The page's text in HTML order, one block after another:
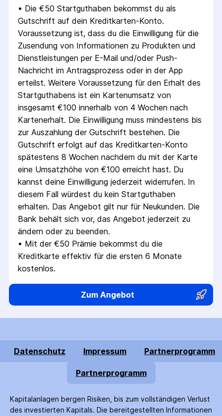
• Die €50 Startguthaben bekommst du als
Gutschrift auf dein Kreditkarten-Konto.
Voraussetzung ist, dass du die Einwilligung für die
Zusendung von Informationen zu Produkten und
Dienstleistungen per E-Mail und/oder Push-
Nachricht im Antragsprozess oder in der App
erteilst. Weitere Voraussetzung für den Erhalt des
Startguthabens ist ein Kartenumsatz von
insgesamt €100 innerhalb von 4 Wochen nach
Kartenerhalt. Die Einwilligung muss mindestens bis
zur Auszahlung der Gutschrift bestehen. Die
Gutschrift erfolgt auf das Kreditkarten-Konto
spätestens 8 Wochen nachdem du mit der Karte
eine Umsatzhöhe von €100 erreicht hast. Du
kannst deine Einwilligung jederzeit widerrufen. In
diesem Fall würdest du kein Startguthaben
erhalten. Das Angebot gilt nur für Neukunden. Die
Bank behält sich vor, das Angebot jederzeit zu
ändern oder zu beenden.
• Mit der €50 Prämie bekommst du die
Kreditkarte effektiv für die ersten 6 Monate
kostenlos.
Zum Angebot
Datenschutz Impressum Partnerprogramm
Partnerprogramm
Kapitalanlagen bergen Risiken, bis zum voll­ständigen Verlust
des investierten Kapitals. Die bereitgestellten Informationen